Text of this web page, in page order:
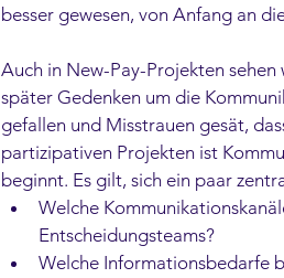
besser gewesen, von Anfang an
Auch in New-Pay-Projekten
später Gedenken um die
gefallen und Misstrauen gesät,
partizipativen Projekten ist
beginnt. Es gilt, sich ein paar
Welche
Entscheidungsteams?
Welche Informationsbedarfe